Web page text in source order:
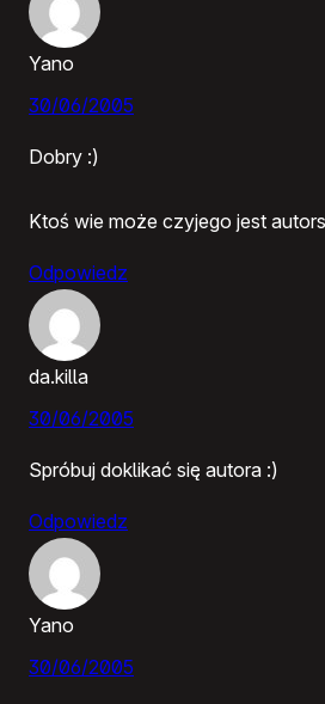
Yano
30/06/2005
Dobry :)
Ktoś wie może czyjego jest
Odpowiedz
da.killa
30/06/2005
Spróbuj doklikać się autora :)
Odpowiedz
Yano
30/06/2005